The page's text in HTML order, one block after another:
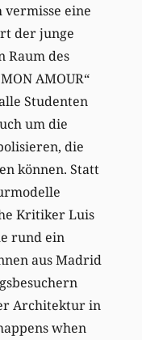
eine
der junge
Raum des
AMOUR“
Studenten
um die
die
können. Statt
Kritiker Luis
rund ein
aus Madrid
Architektur in
when